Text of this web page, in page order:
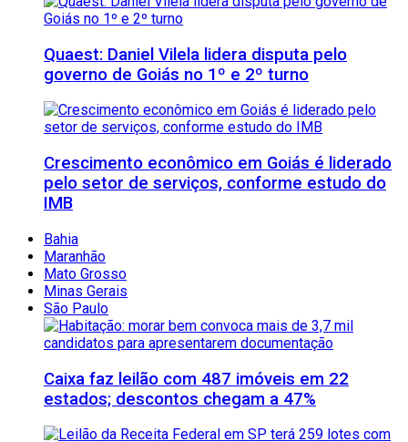
Quaest: Daniel Vilela lidera disputa pelo
governo de Goiás no 1º e 2º turno
Crescimento econômico em Goiás é liderado
pelo setor de serviços, conforme estudo do
IMB
Bahia
Maranhão
Mato Grosso
Minas Gerais
São Paulo
Caixa faz leilão com 487 imóveis em 22
estados; descontos chegam a 47%